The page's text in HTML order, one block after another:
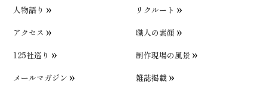
人物語り
リクルート
アクセス
職人の素顔
125社巡り
制作現場の風景
メールマガジン
雑誌掲載